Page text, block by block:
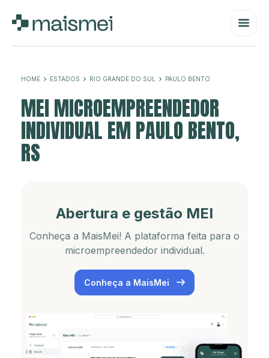
HOME ESTADOS RIO GRANDE DO SUL PAULO BENTO
MEI MICROEMPREENDEDOR
INDIVIDUAL EM PAULO BENTO,
RS
Abertura e gestão MEI
Conheça a MaisMei! A plataforma feita para o
microempreendedor individual.
Conheça a MaisMei